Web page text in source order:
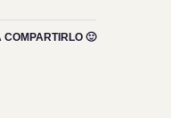
COMPARTIRLO 🙂